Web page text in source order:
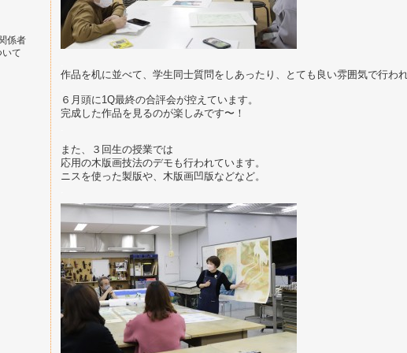
係者
て
作品を机に並べて、学生同士質問をしあったり、とても良い雰囲気で行われ
６月頭に1Q最終の合評会が控えています。
完成した作品を見るのが楽しみです〜！
また、３回生の授業では
応用の木版画技法のデモも行われています。
ニスを使った製版や、木版画凹版などなど。